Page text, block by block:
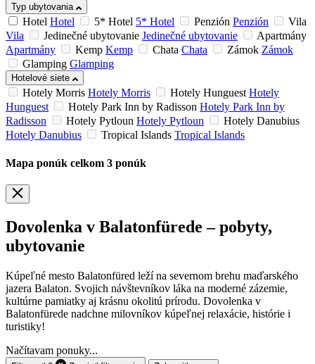
Typ ubytovania
Hotel Hotel 5* Hotel 5* Hotel Penzión Penzión
Vila
Vila
Jedinečné ubytovanie Jedinečné ubytovanie
Apartmány
Apartmány
Kemp Kemp Chata Chata Zámok Zámok
Glamping Glamping
Hotelové siete
Hotely Morris Hotely Morris Hotely Hunguest Hotely
Hunguest
Hotely Park Inn by Radisson Hotely Park Inn by
Radisson
Hotely Pytloun Hotely Pytloun
Hotely Danubius
Hotely Danubius
Tropical Islands Tropical Islands
Mapa ponúk celkom 3 ponúk
Dovolenka v Balatonfürede – pobyty,
ubytovanie
Kúpeľné mesto Balatonfüred leží na severnom brehu maďarského
jazera Balaton. Svojich návštevníkov láka na moderné zázemie,
kultúrne pamiatky aj krásnu okolitú prírodu. Dovolenka v
Balatonfürede nadchne milovníkov kúpeľnej relaxácie, histórie i
turistiky!
Načítavam ponuky...